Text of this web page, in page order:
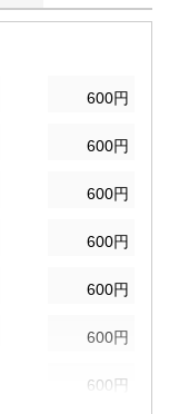
600円
600円
600円
600円
600円
600円
600円